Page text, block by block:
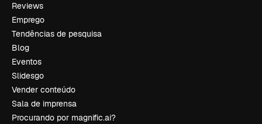
Reviews
Emprego
Tendências de pesquisa
Blog
Eventos
Slidesgo
Vender conteúdo
Sala de imprensa
Procurando por magnific.ai?